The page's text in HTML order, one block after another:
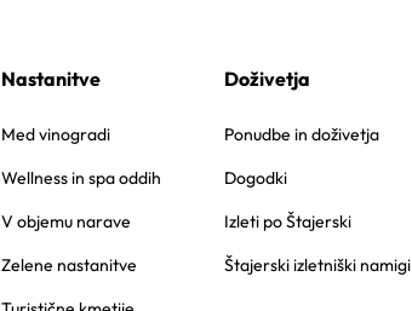
Nastanitve
Med vinogradi
Wellness in spa oddih
V objemu narave
Zelene nastanitve
Doživetja
Ponudbe in doživetja
Dogodki
Izleti po Štajerski
Štajerski izletniški namigi